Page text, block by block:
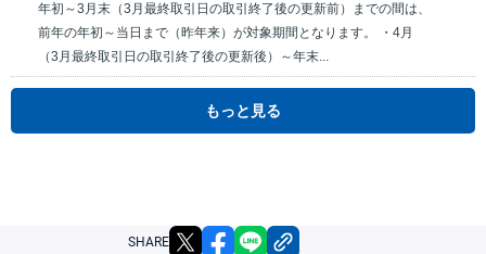
年初～3月末（3月最終取引日の取引終了後の更新前）までの間は、
前年の年初～当日まで（昨年来）が対象期間となります。 ・4月
（3月最終取引日の取引終了後の更新後）～年末...
もっと見る
SHARE X facebook